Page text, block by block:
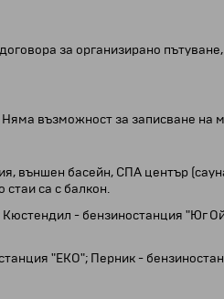
за организирано пътуване,
възможност за записване на
външен басейн, СПА център
са с балкон.
- бензиностанция "Юг
"ЕКО"; Перник -